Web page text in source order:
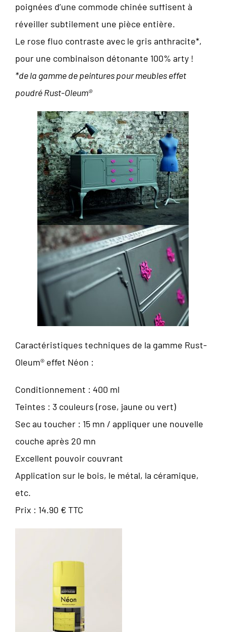
poignées d’une commode chinée suffisent à
réveiller subtilement une pièce entière.
Le rose fluo contraste avec le gris anthracite*,
pour une combinaison détonante 100% arty !
*de la gamme de peintures pour meubles effet
poudré Rust-Oleum®
Caractéristiques techniques de la gamme Rust-
Oleum® effet Néon :
Conditionnement : 400 ml
Teintes : 3 couleurs (rose, jaune ou vert)
Sec au toucher : 15 mn / appliquer une nouvelle
couche après 20 mn
Excellent pouvoir couvrant
Application sur le bois, le métal, la céramique,
etc.
Prix : 14.90 € TTC